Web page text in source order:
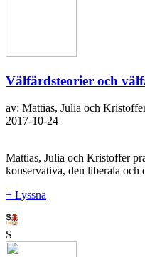
Välfärdsteorier och
av: Mattias, Julia och
2017-10-24
Mattias, Julia och Kristoffer
konservativa, den liberala och
+ Lyssna
S